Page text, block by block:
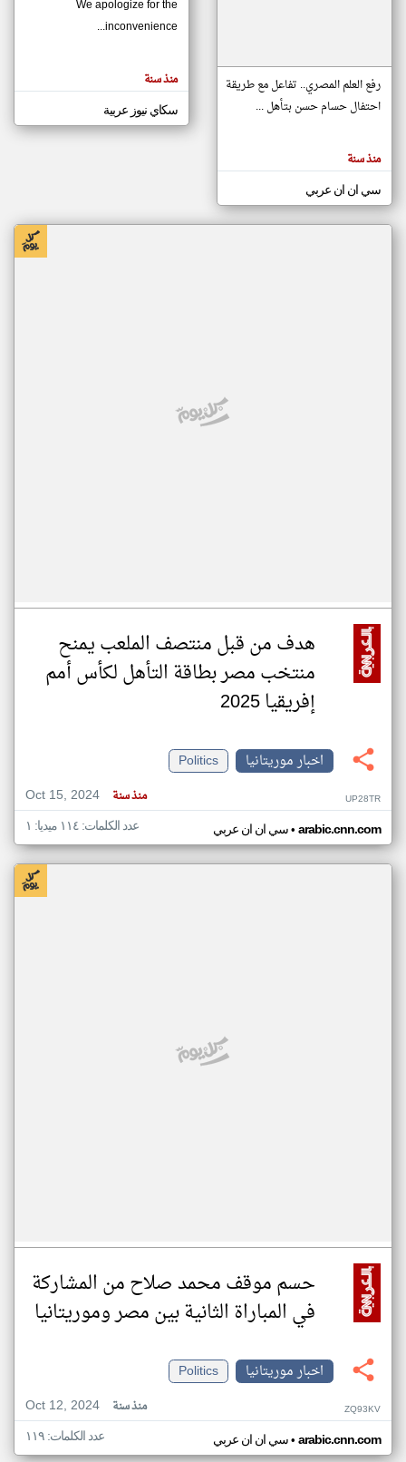
مصادر الأخبار من موريتانيا
اخبار موريتانيا على مدار الساعة
أهم اخبار موريتانيا العاجلة والمباشرة
المقالات
الموجوده
هنا عن
رفع العلم المصري.. تفاعل مع طريقة
احتفال حسام حسن بتأهل ...
منذ سنة
سي ان ان عربي
We apologize for the
inconvenience...
منذ سنة
سكاي نيوز عربية
هدف من قبل منتصف الملعب يمنح
منتخب مصر بطاقة التأهل لكأس أمم
إفريقيا 2025
اخبار موريتانيا
Politics
Oct 15, 2024
منذ سنة UP28TR
سي ان ان عربي• arabic.cnn.com عدد الكلمات: ١١٤ ميديا: ١
حسم موقف محمد صلاح من المشاركة
في المباراة الثانية بين مصر وموريتانيا
اخبار موريتانيا
Politics
Oct 12, 2024
منذ سنة ZQ93KV
سي ان ان عربي• arabic.cnn.com عدد الكلمات: ١١٩
klyoum.com